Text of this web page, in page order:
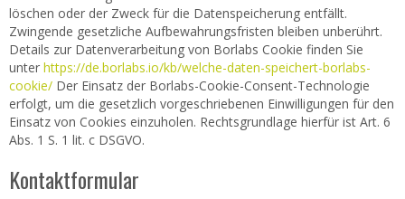
löschen oder der Zweck für die Datenspeicherung entfällt.
Zwingende gesetzliche Aufbewahrungsfristen bleiben unberührt.
Details zur Datenverarbeitung von Borlabs Cookie finden Sie
unter https://de.borlabs.io/kb/welche-daten-speichert-borlabs-
cookie/ Der Einsatz der Borlabs-Cookie-Consent-Technologie
erfolgt, um die gesetzlich vorgeschriebenen Einwilligungen für den
Einsatz von Cookies einzuholen. Rechtsgrundlage hierfür ist Art. 6
Abs. 1 S. 1 lit. c DSGVO.
Kontaktformular